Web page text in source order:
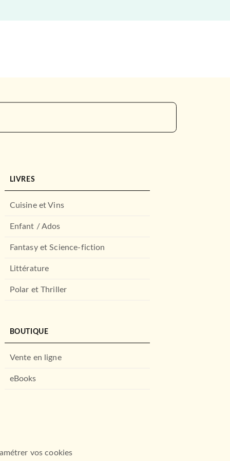
LIVRES
Cuisine et Vins
Enfant / Ados
Fantasy et Science-fiction
Littérature
Polar et Thriller
BOUTIQUE
Vente en ligne
eBooks
vos cookies